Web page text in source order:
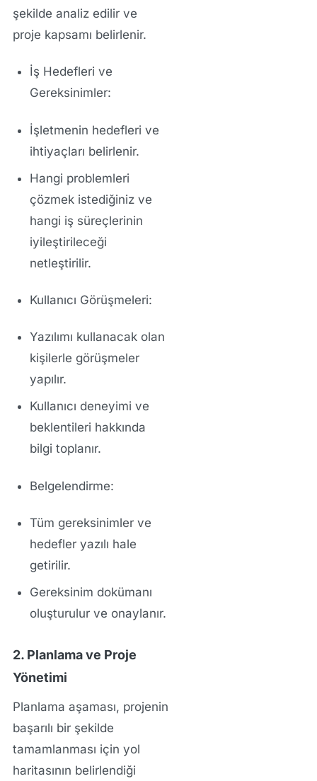
şekilde analiz edilir ve
proje kapsamı belirlenir.
İş Hedefleri ve
Gereksinimler:
İşletmenin hedefleri ve
ihtiyaçları belirlenir.
Hangi problemleri
çözmek istediğiniz ve
hangi iş süreçlerinin
iyileştirileceği
netleştirilir.
Kullanıcı Görüşmeleri:
Yazılımı kullanacak olan
kişilerle görüşmeler
yapılır.
Kullanıcı deneyimi ve
beklentileri hakkında
bilgi toplanır.
Belgelendirme:
Tüm gereksinimler ve
hedefler yazılı hale
getirilir.
Gereksinim dokümanı
oluşturulur ve onaylanır.
2. Planlama ve Proje
Yönetimi
Planlama aşaması, projenin
başarılı bir şekilde
tamamlanması için yol
haritasının belirlendiği